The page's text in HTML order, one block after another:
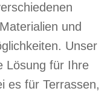
und
Unser
Lösung für Ihre
es für Terrassen,